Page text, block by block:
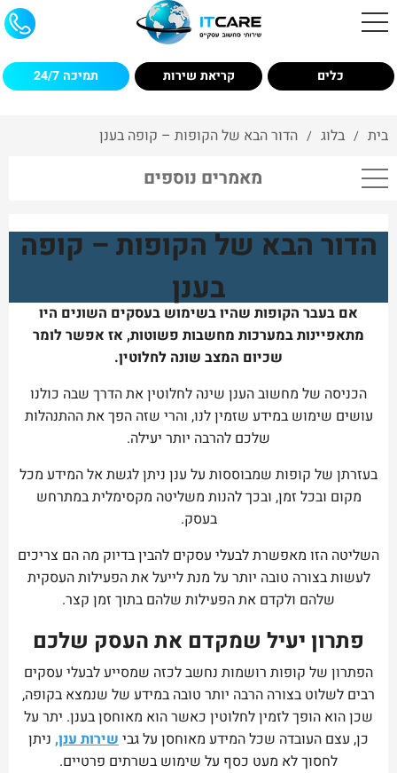
כלים קריאת שירות תמיכה 24/7
בית / בלוג / הדור הבא של הקופות – קופה בענן
מאמרים נוספים
הדור הבא של הקופות – קופה
בענן
אם בעבר הקופות שהיו בשימוש בעסקים השונים היו
מתאפיינות במערכות מחשבות פשוטות, אז אפשר לומר
שכיום המצב שונה לחלוטין.
הכניסה של מחשוב הענן שינה לחלוטין את הדרך שבה כולנו
עושים שימוש במידע שזמין לנו, והרי שזה הפך את ההתנהלות
שלכם להרבה יותר יעילה.
בעזרתן של קופות שמבוססות על ענן ניתן לגשת אל המידע מכל
מקום ובכל זמן, ובכך להנות משליטה מקסימלית במתרחש
בעסק.
השליטה הזו מאפשרת לבעלי עסקים להבין בדיוק מה הם צריכים
לעשות בצורה טובה יותר על מנת לייעל את הפעילות העסקית
שלהם ולקדם את הפעילות שלהם בתוך זמן קצר.
פתרון יעיל שמקדם את העסק שלכם
הפתרון של קופות רושמות נחשב לכזה שמסייע לבעלי עסקים
רבים לשלוט בצורה הרבה יותר טובה במידע של שנמצא בקופה,
שכן הוא הופך לזמין לחלוטין כאשר הוא מאוחסן בענן. יתר על
כן, עצם העובדה שכל המידע מאוחסן על גבישירות ענן, ניתן
לחסוך לא מעט כסף על שימוש בשרתים פרטיים.